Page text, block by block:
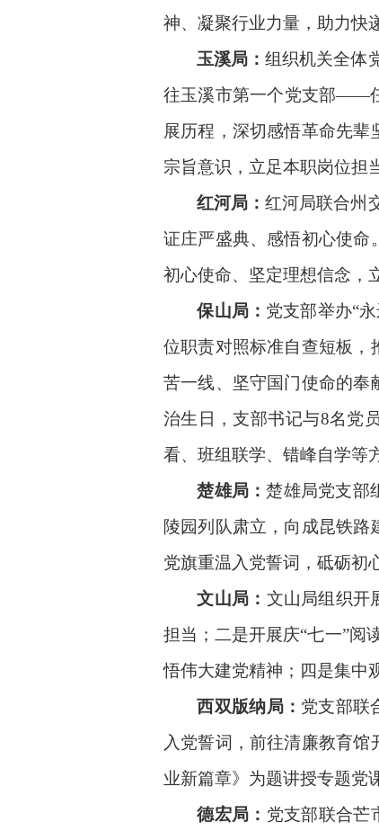
神、凝聚行业力量，助力快
玉溪局：组织机关全体
往玉溪市第一个党支部——任
展历程，深切感悟革命先
宗旨意识，立足本职岗位担
红河局：红河局联合州
证庄严盛典、感悟初心使命
初心使命、坚定理想信念，
保山局： 党支部举办“
位职责对照标准自查短板，
苦一线、坚守国门使命的奉
治生日，支部书记与8名党
看、班组联学、错峰自学等
楚雄局：楚雄局党支部
陵园列队肃立，向成昆铁
党旗重温入党誓词，砥砺初
文山局： 文山局组织开
担当；二是开展庆“七一”阅
悟伟大建党精神；四是集中
西双版纳局： 党支部联
入党誓词 ，前往清廉教育馆
业新篇章》为题讲授专题党
德宏局： 党支部联合芒